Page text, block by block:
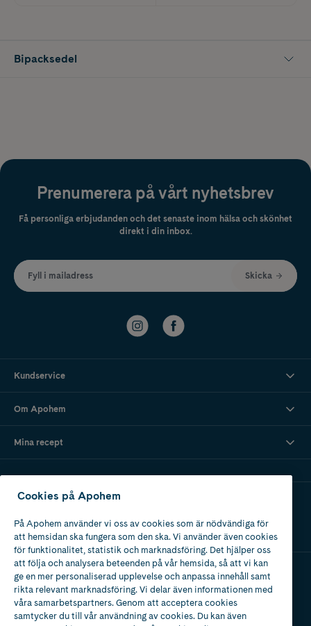
Bipacksedel
Prenumerera på vårt nyhetsbrev
Få personliga erbjudanden och det senaste inom hälsa och skönhet
direkt i din inbox.
Fyll i mailadress Skicka
Kundservice
Om Apohem
Mina recept
Ladda ner vår app
Apotek med tillstånd
Cookies på Apohem
På Apohem använder vi oss av cookies som är nödvändiga för
att hemsidan ska fungera som den ska. Vi använder även cookies
för funktionalitet, statistik och marknadsföring. Det hjälper oss
att följa och analysera beteenden på vår hemsida, så att vi kan
ge en mer personaliserad upplevelse och anpassa innehåll samt
rikta relevant marknadsföring. Vi delar även informationen med
våra samarbetspartners. Genom att acceptera cookies
samtycker du till vår användning av cookies. Du kan även